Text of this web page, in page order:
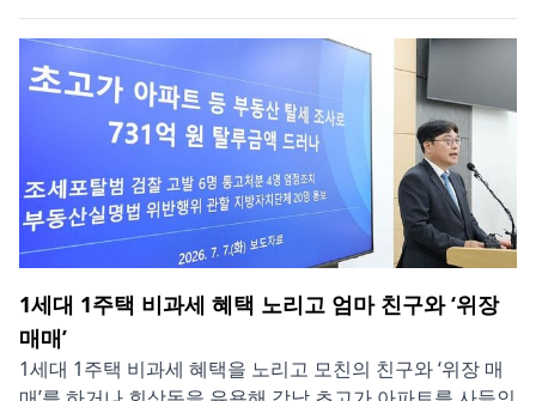
1세대 1주택 비과세 혜택 노리고 엄마 친구와 ‘위장
매매’
1세대 1주택 비과세 혜택을 노리고 모친의 친구와 ‘위장 매